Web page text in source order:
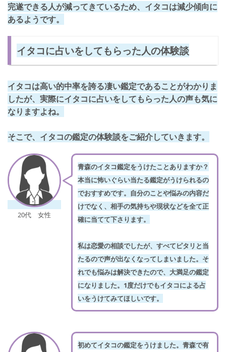
完遂できる人が減ってきているため、イタコは減少傾向に
あるようです。
イタコに占いをしてもらった人の体験談
イタコは高い的中率を誇る凄い鑑定であることがわかりま
したが、実際にイタコに占いをしてもらった人の声も気に
なりますよね。
そこで、イタコの鑑定の体験談をご紹介していきます。
20代 女性
青森のイタコ鑑定をうけたことありますか？
本当に怖いぐらい当たる鑑定がうけられるの
でおすすめです。自分のことや悩みの内容だ
けでなく、相手の気持ちや現状などを全て正
確に当てて下さります。
私は恋愛の相談でしたが、すべてピタリと当
たるので声が出なくなってしまいました。そ
れでも悩みは解決できたので、大満足の鑑定
になりました。1度だけでもイタコによる占
いをうけてみてほしいです。
初めてイタコの鑑定をうけました。青森で有